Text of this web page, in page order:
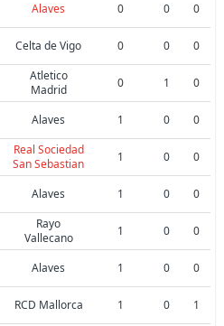
Alaves 0 0 0
Celta de Vigo 0 0 0
Atletico
Madrid
0 1 0
Alaves 1 0 0
Real Sociedad
San Sebastian
1 0
0
Alaves 1 0 0
Rayo
Vallecano
1 0 0
Alaves 1 0 0
RCD Mallorca 1 0
1